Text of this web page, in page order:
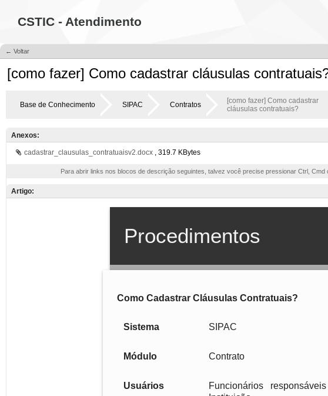
CSTIC - Atendimento
← Voltar
[como fazer] Como cadastrar cláusulas
Base de Conhecimento SIPAC Contratos
[como fazer] Como cadastrar
cláusulas contratuais?
Anexos:
cadastrar_clausulas_contratuaisv2.docx , 319.7 KBytes
Para abrir links nos blocos de descrição seguintes, talvez você precise pressionar Ctrl,
Artigo: